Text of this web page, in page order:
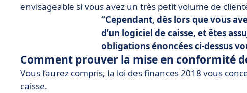
envisageable si vous avez un très petit volume de
Cependant, dès lors que vous
d’un logiciel de caisse, et êtes
obligations énoncées ci-dessus
Comment prouver la mise en conformité
Vous l’aurez compris, la loi des finances 2018 vous
caisse.